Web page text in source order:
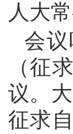
人大
会
（征
议。
征求